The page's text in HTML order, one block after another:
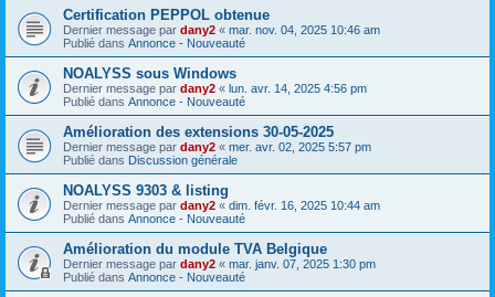
Certification PEPPOL obtenue
Dernier message par dany2 « mar. nov. 04, 2025 10:46 am
Publié dans Annonce - Nouveauté
NOALYSS sous Windows
Dernier message par dany2 « lun. avr. 14, 2025 4:56 pm
Publié dans Annonce - Nouveauté
Amélioration des extensions 30-05-2025
Dernier message par dany2 « mer. avr. 02, 2025 5:57 pm
Publié dans Discussion générale
NOALYSS 9303 & listing
Dernier message par dany2 « dim. févr. 16, 2025 10:44 am
Publié dans Annonce - Nouveauté
Amélioration du module TVA Belgique
Dernier message par dany2 « mar. janv. 07, 2025 1:30 pm
Publié dans Annonce - Nouveauté